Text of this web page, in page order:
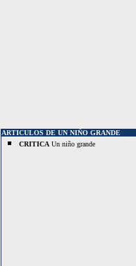
ARTICULOS DE UN NIÑO GRANDE
CRITICAUn niño grande